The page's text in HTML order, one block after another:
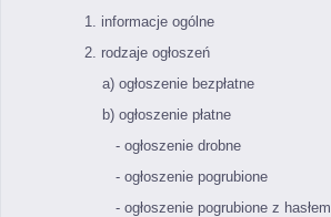
1. informacje ogólne
2. rodzaje ogłoszeń
a) ogłoszenie bezpłatne
b) ogłoszenie płatne
- ogłoszenie drobne
- ogłoszenie pogrubione
- ogłoszenie pogrubione z hasłem